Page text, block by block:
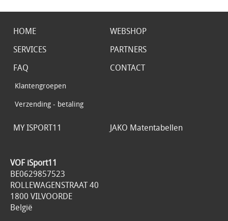
HOME
WEBSHOP
SERVICES
PARTNERS
FAQ
Klantengroepen
Verzending - betaling
CONTACT
MY ISPORT11 JAKO Matentabellen
VOF iSport11
BE0629857523
ROLLEWAGENSTRAAT 40
1800 VILVOORDE
België